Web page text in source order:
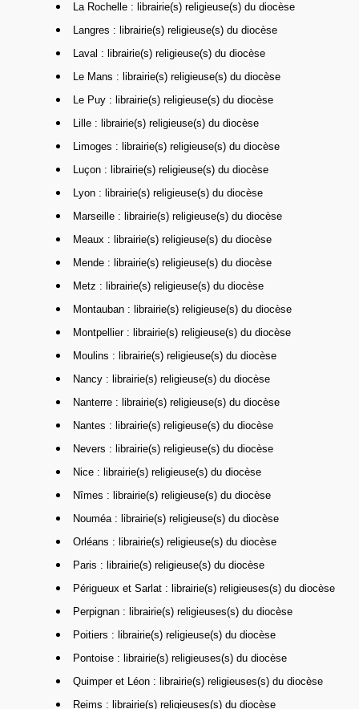
La Rochelle : librairie(s) religieuse(s) du diocèse
Langres : librairie(s) religieuse(s) du diocèse
Laval : librairie(s) religieuse(s) du diocèse
Le Mans : librairie(s) religieuse(s) du diocèse
Le Puy : librairie(s) religieuse(s) du diocèse
Lille : librairie(s) religieuse(s) du diocèse
Limoges : librairie(s) religieuse(s) du diocèse
Luçon : librairie(s) religieuse(s) du diocèse
Lyon : librairie(s) religieuse(s) du diocèse
Marseille : librairie(s) religieuse(s) du diocèse
Meaux : librairie(s) religieuse(s) du diocèse
Mende : librairie(s) religieuse(s) du diocèse
Metz : librairie(s) religieuse(s) du diocèse
Montauban : librairie(s) religieuse(s) du diocèse
Montpellier : librairie(s) religieuse(s) du diocèse
Moulins : librairie(s) religieuse(s) du diocèse
Nancy : librairie(s) religieuse(s) du diocèse
Nanterre : librairie(s) religieuse(s) du diocèse
Nantes : librairie(s) religieuse(s) du diocèse
Nevers : librairie(s) religieuse(s) du diocèse
Nice : librairie(s) religieuse(s) du diocèse
Nîmes : librairie(s) religieuse(s) du diocèse
Nouméa : librairie(s) religieuse(s) du diocèse
Orléans : librairie(s) religieuse(s) du diocèse
Paris : librairie(s) religieuse(s) du diocèse
Périgueux et Sarlat : librairie(s) religieuses(s) du diocèse
Perpignan : librairie(s) religieuses(s) du diocèse
Poitiers : librairie(s) religieuse(s) du diocèse
Pontoise : librairie(s) religieuses(s) du diocèse
Quimper et Léon : librairie(s) religieuses(s) du diocèse
Reims : librairie(s) religieuses(s) du diocèse